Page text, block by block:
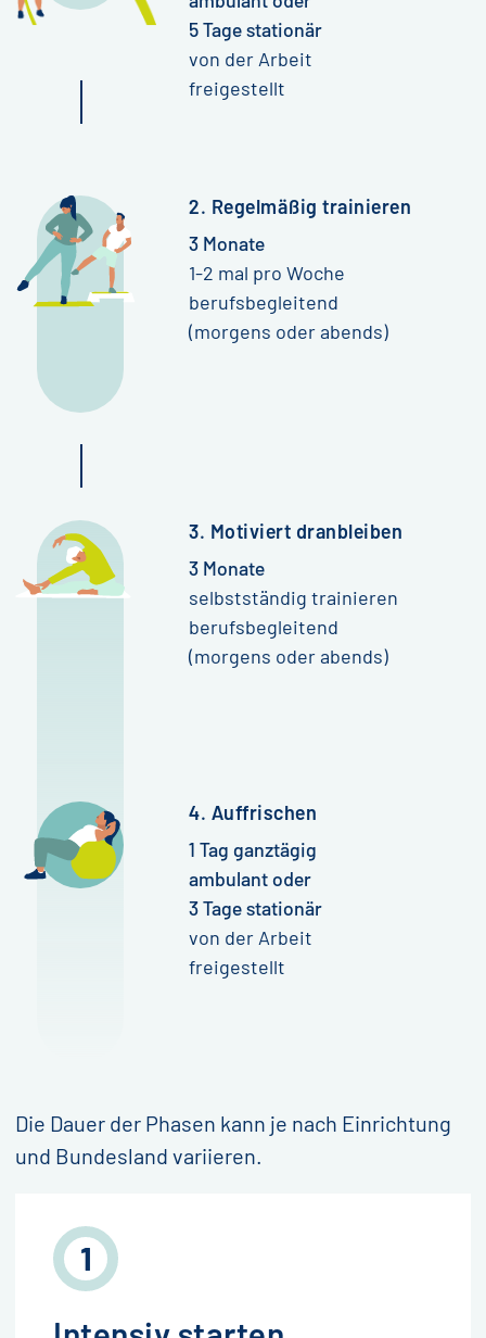
5 Tage stationär
von der Arbeit
freigestellt
2. Regelmäßig trainieren
3 Monate
1-2 mal pro Woche
berufsbegleitend
(morgens oder abends)
3. Motiviert dranbleiben
3 Monate
selbstständig trainieren
berufsbegleitend
(morgens oder abends)
4. Auffrischen
1 Tag ganztägig
ambulant oder
3 Tage stationär
von der Arbeit
freigestellt
Die Dauer der Phasen kann je nach Einrichtung
und Bundesland variieren.